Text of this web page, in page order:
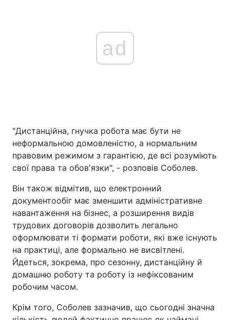
ad
"Дистанційна, гнучка робота має бути не
неформальною домовленістю, а нормальним
правовим режимом з гарантією, де всі розуміють
свої права та обов'язки", - розповів Соболев.
Він також відмітив, що електронний
документообіг має зменшити адміністративне
навантаження на бізнес, а розширення видів
трудових договорів дозволить легально
оформлювати ті формати роботи, які вже існують
на практиці, але формально не висвітлені.
Йдеться, зокрема, про сезонну, дистанційну й
домашню роботу та роботу із нефіксованим
робочим часом.
Крім того, Соболев зазначив, що сьогодні значна